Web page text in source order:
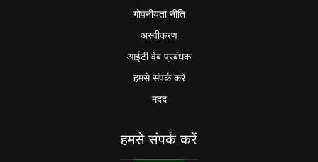
गोपनीयता नीति
अस्वीकरण
आईटी वेब प्रबंधक
हमसे संपर्क करें
मदद
हमसे संपर्क करें